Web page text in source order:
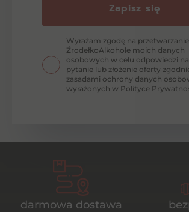
Zapisz się
Wyrażam zgodę na
ŹrodełkoAlkohole moich danych
osobowych w celu odpowiedzi
pytanie lub złożenie oferty
zasadami ochrony danych
wyrażonych w Polityce
darmowa dostawa